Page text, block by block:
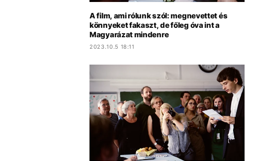
A film, ami rólunk szól: megnevettet és
könnyeket fakaszt, de főleg óva int a
Magyarázat mindenre
2023.10.5 18:11